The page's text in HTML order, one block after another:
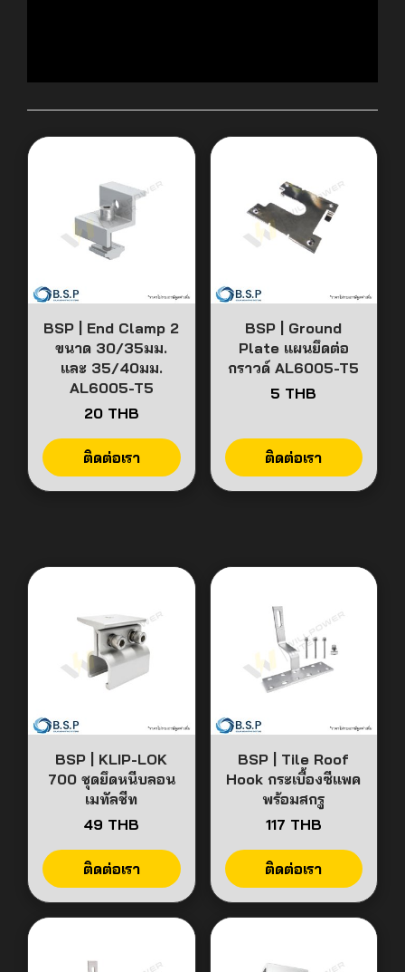
BSP | End Clamp 2
ขนาด 30/35มม.
และ 35/40มม.
AL6005-T5
20 THB
ติดต่อเรา
BSP | Ground
Plate แผนยึดต่อ
กราวด์ AL6005-T5
5 THB
ติดต่อเรา
BSP | KLIP-LOK
700 ชุดยึดหนีบลอน
เมทัลชีท
49 THB
ติดต่อเรา
BSP | Tile Roof
Hook กระเบื้องซีแพค
พร้อมสกรู
117 THB
ติดต่อเรา